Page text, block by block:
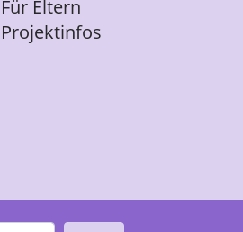
Für Eltern
Projektinfos